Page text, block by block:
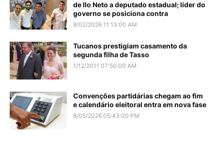
de Ilo Neto a deputado estadual; líder do
governo se posiciona contra
8/02/2026 11:13:00 AM
Tucanos prestigiam casamento da
segunda filha de Tasso
1/12/2011 07:50:00 AM
Convenções partidárias chegam ao fim
e calendário eleitoral entra em nova fase
8/05/2026 05:43:00 PM